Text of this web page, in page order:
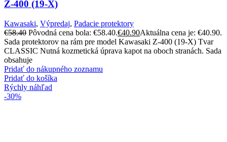
Z-400 (19-X)
Kawasaki, Výpredaj, Padacie protektory
€58.40 Pôvodná cena bola: €58.40.€40.90Aktuálna cena je: €40.90.
Sada protektorov na rám pre model Kawasaki Z-400 (19-X) Tvar
CLASSIC Nutná kozmetická úprava kapot na oboch stranách. Sada
obsahuje
Pridať do nákupného zoznamu
Pridať do košíka
Rýchly náhľad
-30%